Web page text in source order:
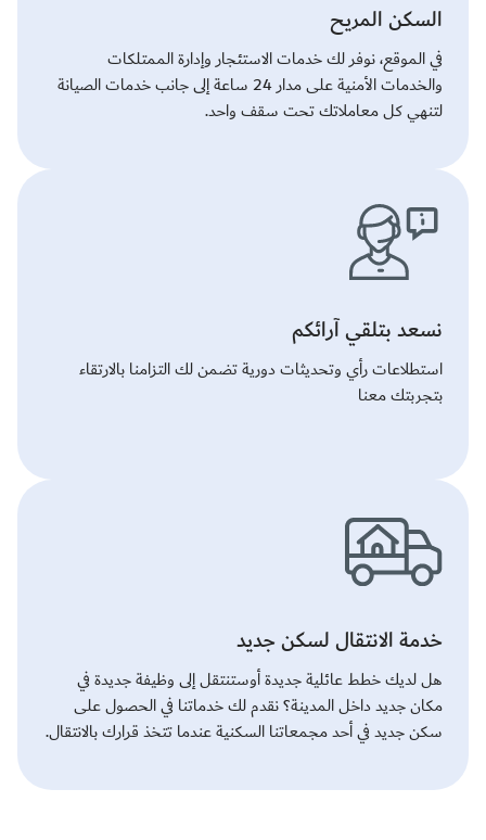
السكن المريح
في الموقع، نوفر لك خدمات الاستئجار وإدارة الممتلكات
والخدمات الأمنية على مدار 24 ساعة إلى جانب خدمات الصيانة
لتنهي كل معاملاتك تحت سقف واحد.
نسعد بتلقي آرائكم
استطلاعات رأي وتحديثات دورية تضمن لك التزامنا بالارتقاء
بتجربتك معنا
خدمة الانتقال لسكن جديد
هل لديك خطط عائلية جديدة أوستنتقل إلى وظيفة جديدة في
مكان جديد داخل المدينة؟ نقدم لك خدماتنا في الحصول على
سكن جديد في أحد مجمعاتنا السكنية عندما تتخذ قرارك بالانتقال.